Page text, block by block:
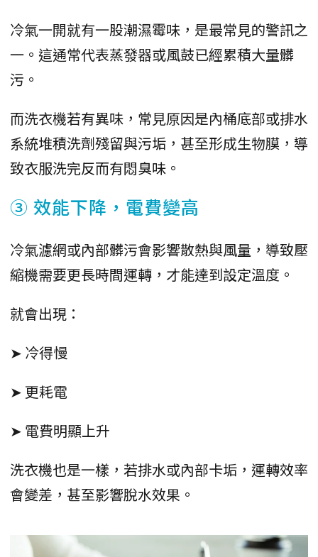
冷氣一開就有一股潮濕霉味，是最常見的警訊之
一。這通常代表蒸發器或風鼓已經累積大量髒
污。
而洗衣機若有異味，常見原因是內桶底部或排水
系統堆積洗劑殘留與污垢，甚至形成生物膜，導
致衣服洗完反而有悶臭味。
③ 效能下降，電費變高
冷氣濾網或內部髒污會影響散熱與風量，導致壓
縮機需要更長時間運轉，才能達到設定溫度。
就會出現：
➤ 冷得慢
➤ 更耗電
➤ 電費明顯上升
洗衣機也是一樣，若排水或內部卡垢，運轉效率
會變差，甚至影響脫水效果。